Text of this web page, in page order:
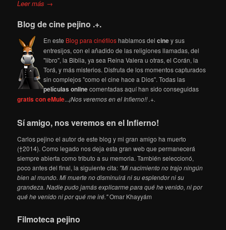
Leer más →
Blog de cine pejino .+.
En este Blog para cinéfiloshablamos delciney sus
entresijos, con el añadido de las religiones llamadas, del
"libro", la Biblia, ya sea Reina Valera u otras, el Corán, la
Torá, y más misterios. Disfruta de los momentos capturados
sin complejos "como el cine hace a Dios". Todas las
películas onlinecomentadas aquí han sido conseguidas
gratis con eMule...¡Nos veremos en el Infierno!! .+.
Sí amigo, nos veremos en el Infierno!
Carlos pejino el autor de este blog y mi gran amigo ha muerto
(†2014). Como legado nos deja esta gran web que permanecerá
siempre abierta como tributo a su memoria. También seleccionó,
poco antes del final, la siguiente cita: "Mi nacimiento no trajo ningún
bien al mundo. Mi muerte no disminuirá ni su esplendor ni su
grandeza. Nadie pudo jamás explicarme para qué he venido, ni por
qué he venido ni por qué me iré."Omar Khayyám
Filmoteca pejino